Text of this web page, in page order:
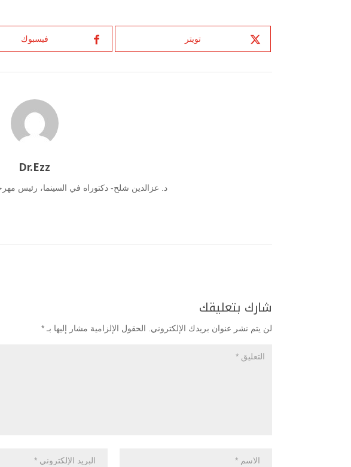
تويتر فيسبوك
Dr.Ezz
د. عزالدين شلح- دكتوراه في السينما، رئيس
شارك بتعليقك
لن يتم نشر عنوان بريدك الإلكتروني. الحقول الإلزامية مشار إليها بـ *